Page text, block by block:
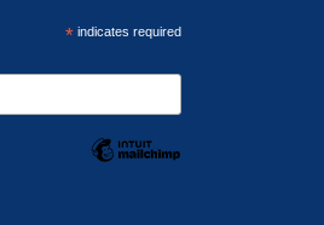
*indicates required